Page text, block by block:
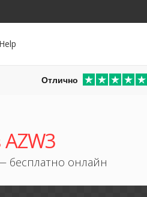
Help
Отлично
бесплатно онлайн